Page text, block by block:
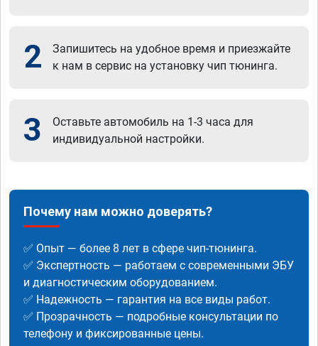
2
Запишитесь на удобное время и приезжайте
к нам в сервис на установку чип тюнинга.
3
Оставьте автомобиль на 1-3 часа для
индивидуальной настройки.
Почему нам можно доверять?
✅ Опыт — более 8 лет в сфере чип-тюнинга.
✅ Экспертность — работаем с современными ЭБУ
и диагностическим оборудованием.
✅ Надежность — гарантия на все виды работ.
✅ Прозрачность — подробные консультации по
телефону и фиксированные цены.